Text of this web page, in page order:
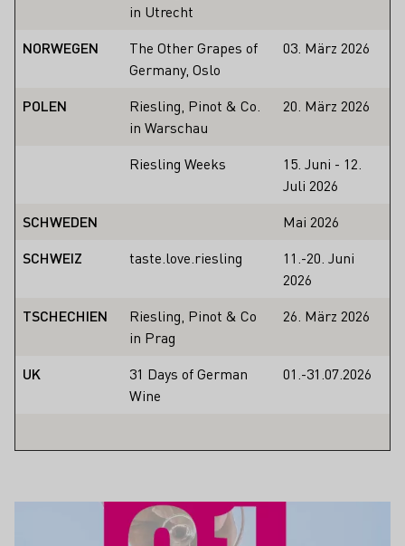
in Utrecht
NORWEGEN
The Other Grapes of
Germany, Oslo
03. März 2026
POLEN
Riesling, Pinot & Co.
in Warschau
20. März 2026
Riesling Weeks
15. Juni - 12.
Juli 2026
SCHWEDEN
Mai 2026
SCHWEIZ
taste.love.riesling
11.-20. Juni
2026
TSCHECHIEN
Riesling, Pinot & Co
in Prag
26. März 2026
UK
31 Days of German
Wine
01.-31.07.2026